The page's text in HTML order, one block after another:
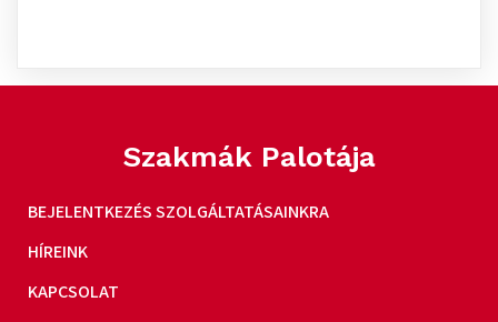
Szakmák Palotája
BEJELENTKEZÉS SZOLGÁLTATÁSAINKRA
HÍREINK
KAPCSOLAT